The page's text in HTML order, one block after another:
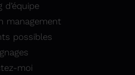
d’équipe
management
possibles
moi